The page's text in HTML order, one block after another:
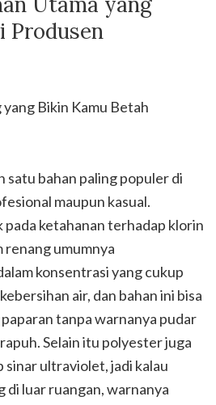
Produsen
satu bahan paling populer di
maupun kasual.
ketahanan terhadap klorin
renang umumnya
konsentrasi yang cukup
air, dan bahan ini bisa
tanpa warnanya pudar
Selain itu polyester juga
ultraviolet, jadi kalau
di luar ruangan, warnanya